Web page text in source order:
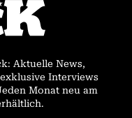
Aktuelle News,
Interviews
Monat neu am